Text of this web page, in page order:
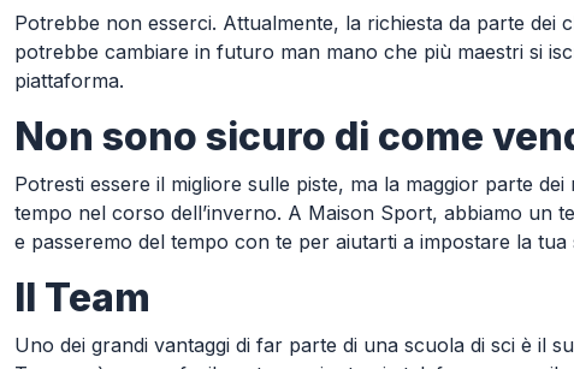
Potrebbe non esserci. Attualmente, la richiesta da parte dei
potrebbe cambiare in futuro man mano che più maestri si
piattaforma.
Non sono sicuro di come
Potresti essere il migliore sulle piste, ma la maggior parte
tempo nel corso dell’inverno. A Maison Sport, abbiamo un
e passeremo del tempo con te per aiutarti a impostare la
Il Team
Uno dei grandi vantaggi di far parte di una scuola di sci è il